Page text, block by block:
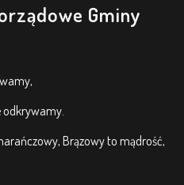
Gminy
odkrywamy.
Brązowy to mądrość,